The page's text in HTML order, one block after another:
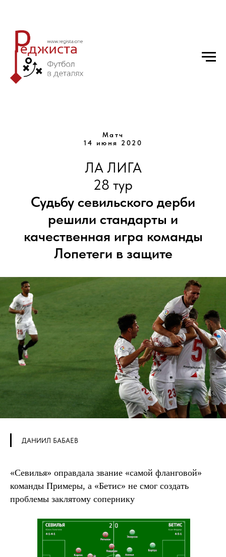
Матч
14 июня 2020
ЛА ЛИГА
28 тур
Судьбу севильского дерби
решили стандарты и
качественная игра команды
Лопетеги в защите
ДАНИИЛ БАБАЕВ
«Севилья» оправдала звание «самой фланговой»
команды Примеры, а «Бетис» не смог создать
проблемы заклятому сопернику